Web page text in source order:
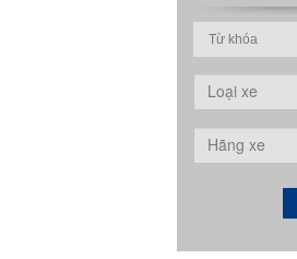
Loại xe
Hãng xe